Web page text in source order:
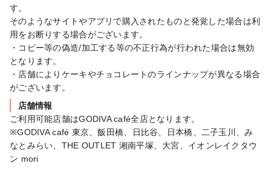
す。
そのようなサイトやアプリで購入されたものと発覚した場合は利
用をお断りする場合がございます。
・コピー等の偽造/加工する等の不正行為が行われた場合は無効
となります。
・店舗によりケーキやチョコレートのラインナップが異なる場合
がございます。
店舗情報
ご利用可能店舗はGODIVA café全店となります。
※GODIVA café 東京、飯田橋、日比谷、日本橋、二子玉川、み
なとみらい、THE OUTLET 湘南平塚、​大宮、イオンレイクタウ
ン mori